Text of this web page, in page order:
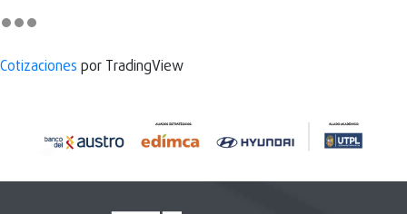
Cotizaciones por TradingView